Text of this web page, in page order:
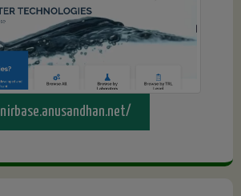
nirbase.anusandhan.net/